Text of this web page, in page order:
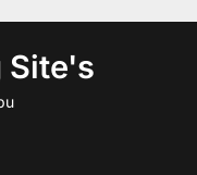
Site's